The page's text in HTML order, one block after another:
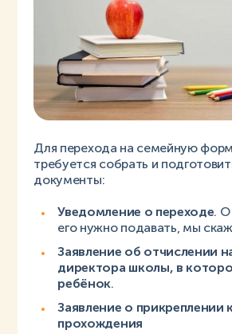
Для перехода на семейную
требуется собрать и
документы:
Уведомление о переходе. О
его нужно подавать, мы
Заявление об отчислении
директора школы, в
ребёнок.
Заявление о прикреплении
прохождения